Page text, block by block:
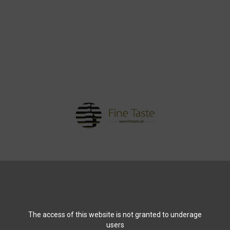
The access of this website is not granted to underage
users
Weine und Liquoren Weine Julia Kemper